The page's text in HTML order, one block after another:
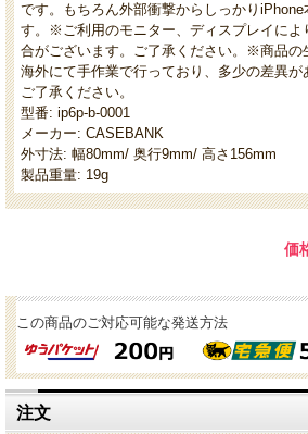
です。もちろん外部衝撃からしっかりiPhone
す。※ご利用のモニター、ディスプレイによ
合がございます。ご了承ください。※商品の
海外にて手作業で行っており、多少の差異が
ご了承ください。
型番: ip6p-b-0001
メーカー: CASEBANK
外寸法: 幅80mm/ 奥行9mm/ 高さ156mm
製品重量: 19g
価
この商品のご対応可能な発送方法
注文